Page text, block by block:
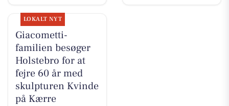
LOKALT NYT
Giacometti-
familien besøger
Holstebro for at
fejre 60 år med
skulpturen Kvinde
på Kærre